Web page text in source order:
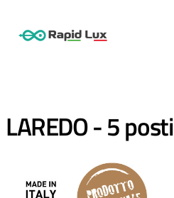
LAREDO - 5 posti